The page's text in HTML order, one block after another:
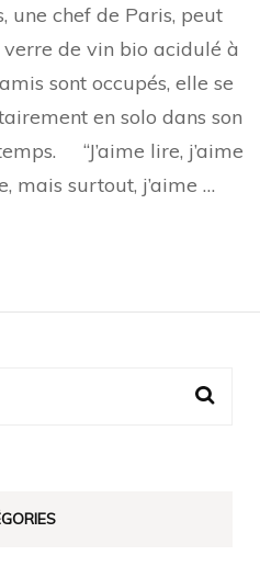
se
une chef de Paris, peut
de vin bio acidulé à
sont occupés, elle se
en solo dans son
“J’aime lire, j’aime
mais surtout, j’aime …